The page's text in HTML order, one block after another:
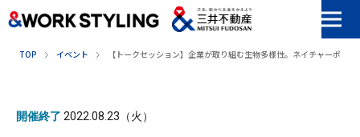
TOP イベント 【トークセッション】企業が取り組む生物多様性。ネイチャーポジ
開催終了 2022.08.23（火）